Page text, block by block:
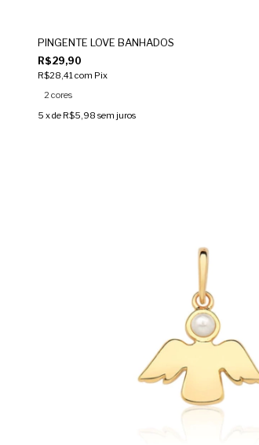
PINGENTE LOVE BANHADOS
R$29,90
R$28,41com Pix
2 cores
5 x de R$5,98 sem juros